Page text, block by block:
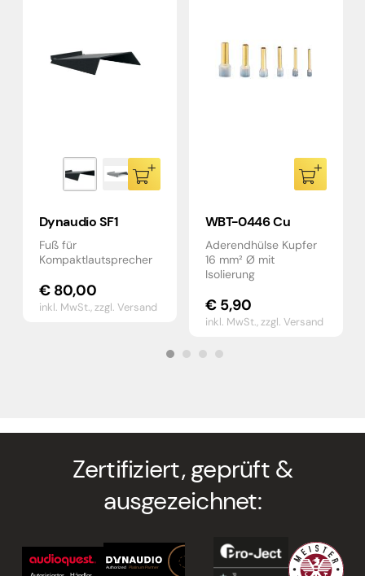
Dynaudio SF1
Fuß für
Kompaktlautsprecher
€80,00
inkl. MwSt.,zzgl. Versand
WBT-0446 Cu
Aderendhülse Kupfer
16 mm² Ø mit
Isolierung
€5,90
inkl. MwSt.,zzgl. Versand
Zertifiziert, geprüft &
ausgezeichnet: